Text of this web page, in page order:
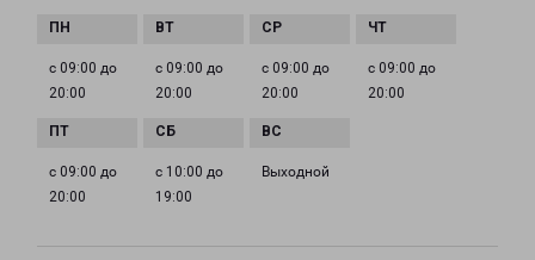
с 09:00 до
20:00
с 09:00 до
20:00
с 09:00 до
20:00
с 09:00 до
20:00
с 09:00 до
20:00
с 10:00 до
19:00
Выходной